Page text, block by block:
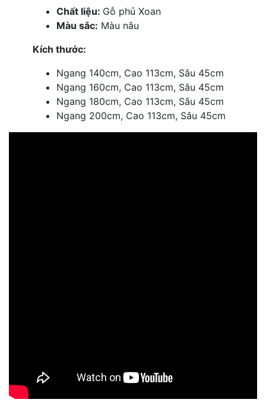
Chất liệu: Gỗ phủ Xoan
Màu sắc: Màu nâu
Kích thước:
Ngang 140cm, Cao 113cm, Sâu 45cm
Ngang 160cm, Cao 113cm, Sâu 45cm
Ngang 180cm, Cao 113cm, Sâu 45cm
Ngang 200cm, Cao 113cm, Sâu 45cm